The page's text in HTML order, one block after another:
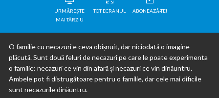
URMĂREȘTE
MAI TÂRZIU
TOT ECRANUL ABONEAZĂ-TE!
O familie cu necazuri e ceva obișnuit, dar niciodată o imagine
plăcută. Sunt două feluri de necazuri pe care le poate experimenta
o familie: necazuri ce vin din afară și necazuri ce vin dinăuntru.
Ambele pot fi distrugătoare pentru o familie, dar cele mai dificile
sunt necazurile dinăuntru.